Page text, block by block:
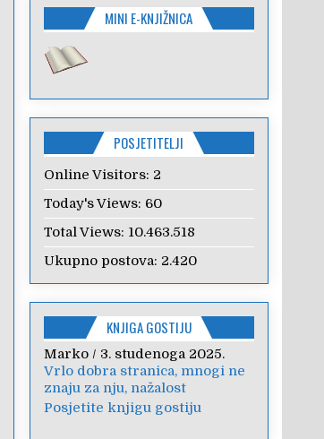
MINI E-KNJIŽNICA
POSJETITELJI
Online Visitors: 2
Today's Views: 60
Total Views: 10.463.518
Ukupno postova: 2.420
KNJIGA GOSTIJU
Anica/ 7. veljače 2024.
Poštovanje, draga kolegice!
Hvala Vam na nesebičnom
radu i promoviranju...